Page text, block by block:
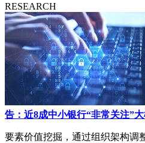
RESEARCH
告：近8成中小银行“非常关注”
要素价值挖掘，通过组织架构调